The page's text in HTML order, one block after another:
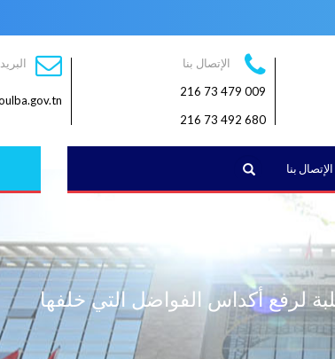
الإتصال بنا
009 479 73 216
680 492 73 216
لرفع أكداس الفواضل التي خلفها
الإتصال بنا البحث